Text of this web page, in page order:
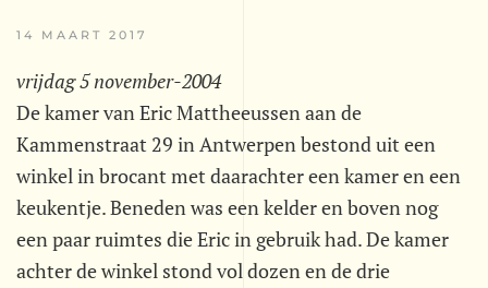
14 MAART 2017
vrijdag 5 november-2004
De kamer van Eric Mattheeussen aan de
Kammenstraat 29 in Antwerpen bestond uit een
winkel in brocant met daarachter een kamer en een
keukentje. Beneden was een kelder en boven nog
een paar ruimtes die Eric in gebruik had. De kamer
achter de winkel stond vol dozen en de drie